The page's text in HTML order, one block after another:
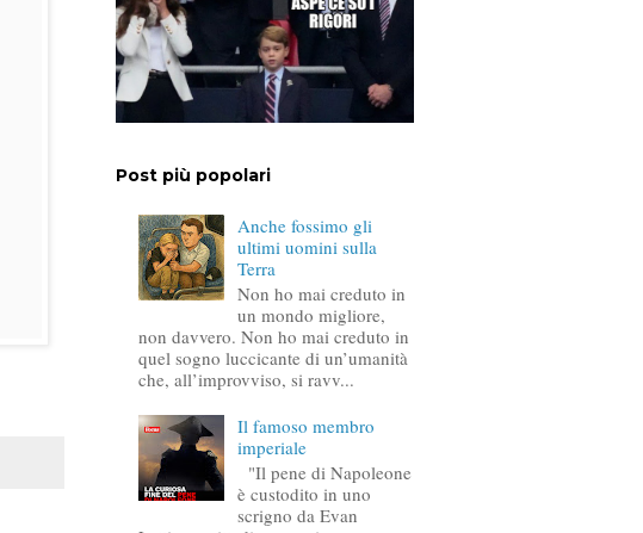
Post più popolari
Anche fossimo gli
ultimi uomini sulla
Terra
Non ho mai creduto in
un mondo migliore,
non davvero. Non ho mai creduto in
quel sogno luccicante di un’umanità
che, all’improvviso, si ravv...
Il famoso membro
imperiale
"Il pene di Napoleone
è custodito in uno
scrigno da Evan